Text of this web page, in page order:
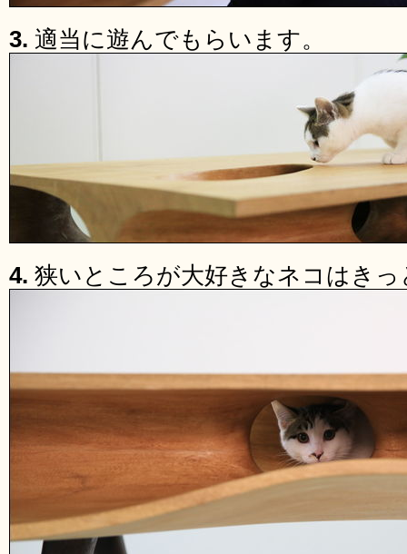
3. 適当に遊んでもらいます。
4. 狭いところが大好きなネコはき